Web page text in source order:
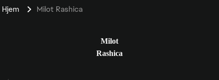
Hjem Milot Rashica
Milot
Rashica